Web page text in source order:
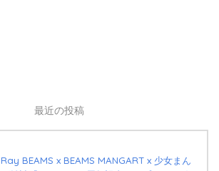
最近の投稿
Ray BEAMS x BEAMS MANGART x 少女まん